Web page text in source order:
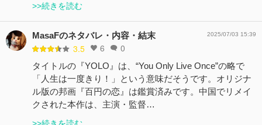
>>続きを読む
MasaFのネタバレ・内容・結末
3.5 6 0
2025/07/03 15:39
タイトルの『YOLO』は、“You Only Live Once”の略で
「人生は一度きり！」という意味だそうです。オリジナ
ル版の邦画『百円の恋』は鑑賞済みです。中国でリメイ
クされた本作は、主演・監督…
>>続きを読む